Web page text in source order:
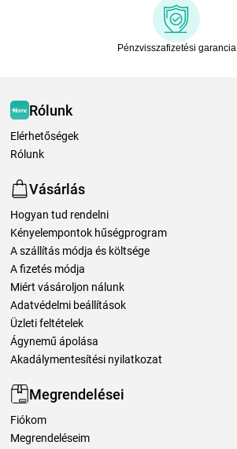
Pénzvisszafizetési garancia
Rólunk
Elérhetőségek
Rólunk
Vásárlás
Hogyan tud rendelni
Kényelempontok hűségprogram
A szállítás módja és költsége
A fizetés módja
Miért vásároljon nálunk
Adatvédelmi beállítások
Üzleti feltételek
Ágynemű ápolása
Akadálymentesítési nyilatkozat
Megrendelései
Fiókom
Megrendeléseim